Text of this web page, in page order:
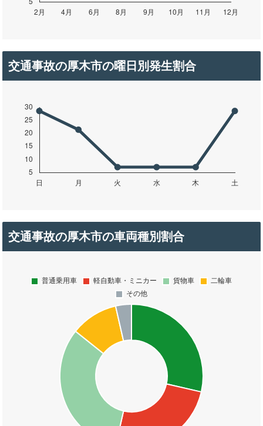
交通事故の厚木市の曜日別発生割合
交通事故の厚木市の車両種別割合